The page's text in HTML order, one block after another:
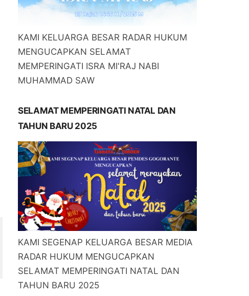
KAMI KELUARGA BESAR RADAR HUKUM
MENGUCAPKAN SELAMAT
MEMPERINGATI ISRA MI'RAJ NABI
MUHAMMAD SAW
SELAMAT MEMPERINGATI NATAL DAN
TAHUN BARU 2025
KAMI SEGENAP KELUARGA BESAR MEDIA
RADAR HUKUM MENGUCAPKAN
SELAMAT MEMPERINGATI NATAL DAN
TAHUN BARU 2025